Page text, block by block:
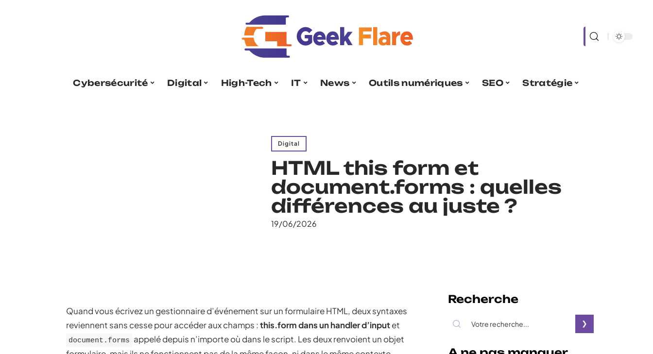
Cybersécurité Digital High-Tech IT News Outils numériques SEO Stratégie
Digital
HTML this form et
document.forms : quelles
différences au juste ?
19/06/2026
Quand vous écrivez un gestionnaire d’événement sur un formulaire HTML, deux syntaxes
reviennent sans cesse pour accéder aux champs : this.form dans un handler d’inputet
document.forms appelé depuis n’importe où dans le script. Les deux renvoient un objet
Recherche